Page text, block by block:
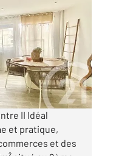
II Idéal
et pratique,
et des